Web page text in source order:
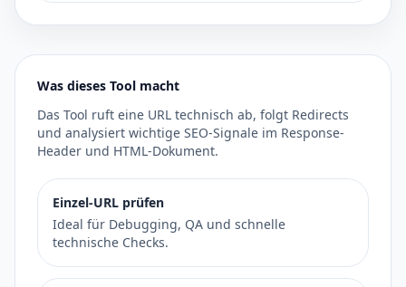
Was dieses Tool macht
Das Tool ruft eine URL technisch ab, folgt Redirects
und analysiert wichtige SEO-Signale im Response-
Header und HTML-Dokument.
Einzel-URL prüfen
Ideal für Debugging, QA und schnelle
technische Checks.